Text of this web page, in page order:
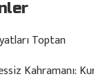
Toptan
Kahramanı: